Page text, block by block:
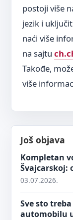
postoji više
jezik i
naći više
na sajtu
Takođe,
više
Još objava
Kompletan
Švajcarskoj:
03.07.2026.
Sve sto
automobilu